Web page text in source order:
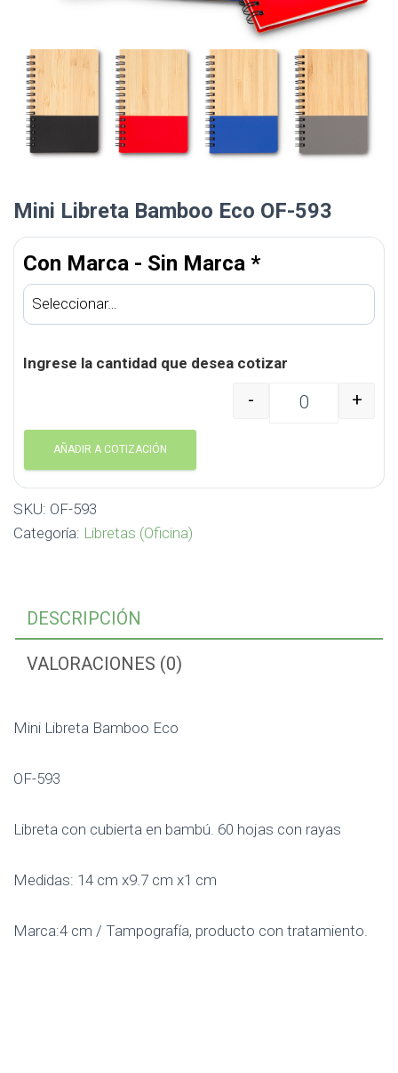
Mini Libreta Bamboo Eco OF-593
Con Marca - Sin Marca *
Ingrese la cantidad que desea cotizar
Mini Libreta Bamboo
- +
AÑADIR A COTIZACIÓN
SKU: OF-593
Categoría: Libretas (Oficina)
DESCRIPCIÓN
VALORACIONES (0)
Mini Libreta Bamboo Eco
OF-593
Libreta con cubierta en bambú. 60 hojas con rayas
Medidas: 14 cm x9.7 cm x1 cm
Marca:4 cm / Tampografía, producto con tratamiento.